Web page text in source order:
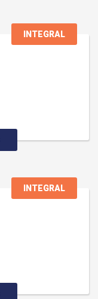
INTEGRAL
INTEGRAL